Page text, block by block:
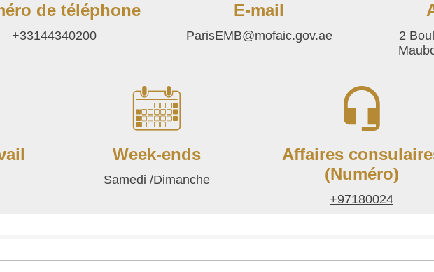
de téléphone
+33144340200
E-mail
ParisEMB@mofaic.gov.ae
2
Week-ends
Samedi /Dimanche
Affaires
(Numéro)
+97180024